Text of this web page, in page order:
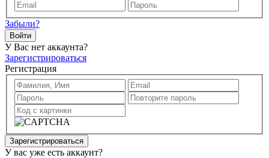
Забыли?
Войти
У Вас нет аккаунта?
Зарегистрироваться
Регистрация
Зарегистрироваться
У вас уже есть аккаунт?